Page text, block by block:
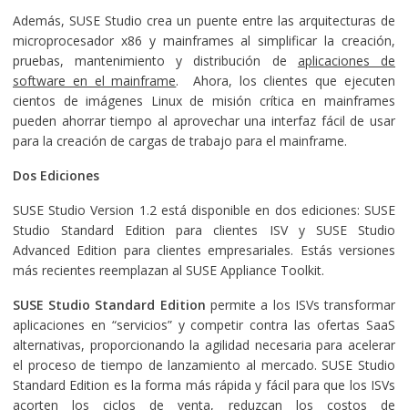
Además, SUSE Studio crea un puente entre las arquitecturas de
microprocesador x86 y mainframes al simplificar la creación,
pruebas, mantenimiento y distribución de aplicaciones de
software en el mainframe. Ahora, los clientes que ejecuten
cientos de imágenes Linux de misión crítica en mainframes
pueden ahorrar tiempo al aprovechar una interfaz fácil de usar
para la creación de cargas de trabajo para el mainframe.
Dos Ediciones
SUSE Studio Version 1.2 está disponible en dos ediciones: SUSE
Studio Standard Edition para clientes ISV y SUSE Studio
Advanced Edition para clientes empresariales. Estás versiones
más recientes reemplazan al SUSE Appliance Toolkit.
SUSE Studio Standard Edition permite a los ISVs transformar
aplicaciones en “servicios” y competir contra las ofertas SaaS
alternativas, proporcionando la agilidad necesaria para acelerar
el proceso de tiempo de lanzamiento al mercado. SUSE Studio
Standard Edition es la forma más rápida y fácil para que los ISVs
acorten los ciclos de venta, reduzcan los costos de